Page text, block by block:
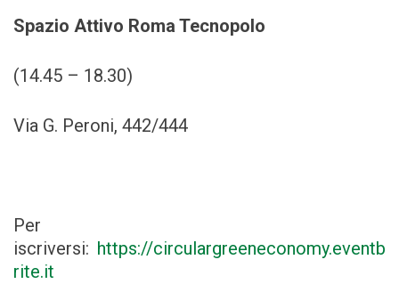
Spazio Attivo Roma Tecnopolo
(14.45 – 18.30)
Via G. Peroni, 442/444
Per
iscriversi: https://circulargreeneconomy.eventb
rite.it